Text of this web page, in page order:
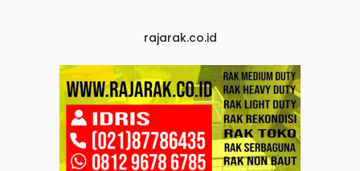
rajarak.co.id